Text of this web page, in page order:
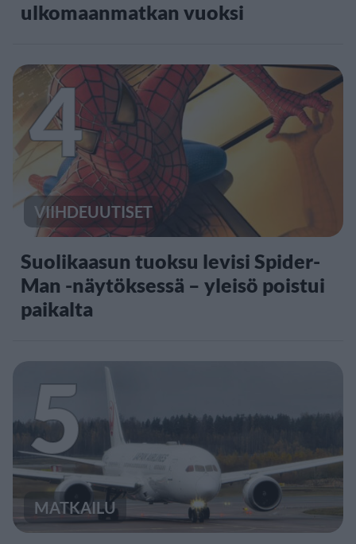
ulkomaanmatkan vuoksi
4
VIIHDEUUTISET
Suolikaasun tuoksu levisi Spider-
Man -näytöksessä – yleisö poistui
paikalta
5
MATKAILU